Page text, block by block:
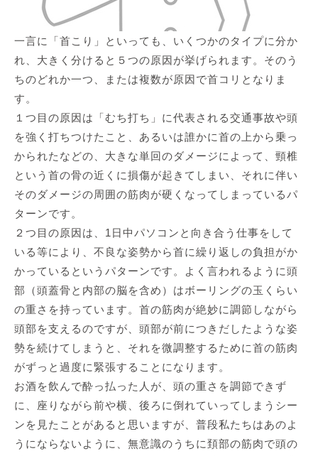
一言に「首こり」といっても、いくつかのタイプに分か
れ、大きく分けると５つの原因が挙げられます。そのう
ちのどれか一つ、または複数が原因で首コリとなりま
す。
１つ目の原因は「むち打ち」に代表される交通事故や頭
を強く打ちつけたこと、あるいは誰かに首の上から乗っ
かられたなどの、 大きな単回のダメージによって、頸椎
という首の骨の近くに損傷が起きてしまい、それに伴い
そのダメージの周囲の筋肉が硬くなってしまっているパ
ターンです。
２つ目の原因は、1日中パソコンと向き合う仕事をして
いる等により、 不良な姿勢から首に繰り返しの負担がか
かっている というパターンです。よく言われるように頭
部（頭蓋骨と内部の脳を含め）はボーリングの玉くらい
の重さを持っています。首の筋肉が絶妙に調節しながら
頭部を支えるのですが、頭部が前につきだしたような姿
勢を続けてしまうと、それを微調整するために首の筋肉
がずっと過度に緊張することになります。
お酒を飲んで酔っ払った人が、頭の重さを調節できず
に、座りながら前や横、後ろに倒れていってしまうシー
ンを見たことがあると思いますが、普段私たちはあのよ
うにならないように、無意識のうちに頚部の筋肉で頭の